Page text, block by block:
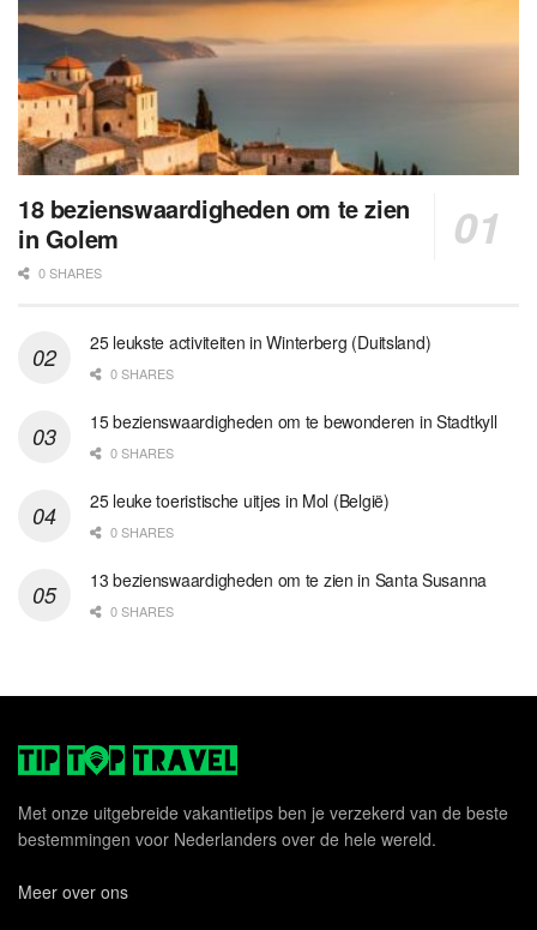
18 bezienswaardigheden om te zien
in Golem
0 SHARES
25 leukste activiteiten in Winterberg (Duitsland)
0 SHARES
15 bezienswaardigheden om te bewonderen in Stadtkyll
0 SHARES
25 leuke toeristische uitjes in Mol (België)
0 SHARES
13 bezienswaardigheden om te zien in Santa Susanna
0 SHARES
Met onze uitgebreide vakantietips ben je verzekerd van de beste
bestemmingen voor Nederlanders over de hele wereld.
Meer over ons